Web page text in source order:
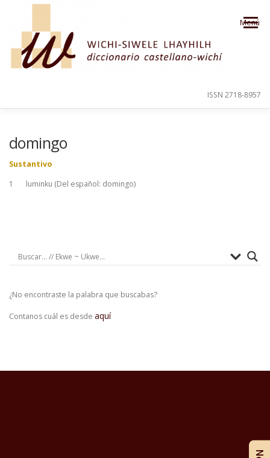
Saltar al contenido
Menú
ISSN 2718-8957
domingo
Sustantivo
1 luminku (Del español: domingo)
¿No encontraste la palabra que buscabas?
Contanos cuál es desde aquí